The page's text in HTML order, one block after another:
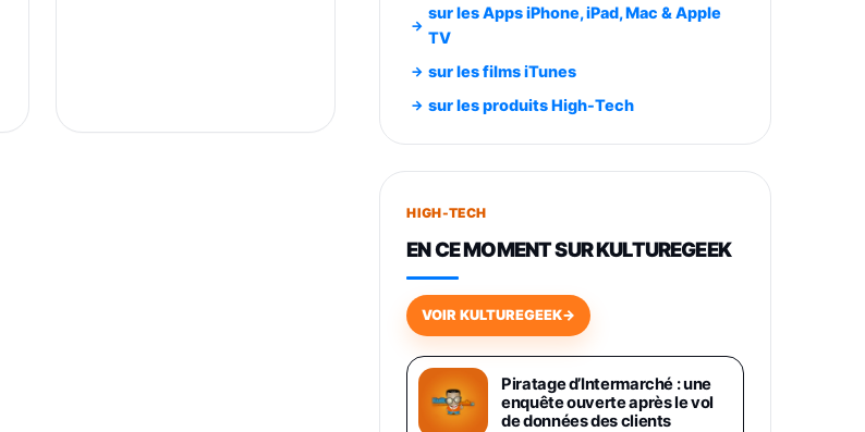
Smartphone SAMSUNG Galaxy
Smartphone SAMSUNG Galaxy
S26+ Violet 256Go
749,99€1240,43€Fnac (Vendeur Tiers)
648,63€
Smartphone Android 5G avec
Galaxy AI, 512 Go, Chargeur
Secteur Rapide 25W Inclus,
Smartphone déverrouillé, Noir,
Version FR
1019€1399€Fnac (Vendeur Tiers)
sur les Apps iPhone, iPad, Mac & Apple
TV
sur les films iTunes
sur les produits High-Tech
HIGH-TECH
EN CE MOMENT SUR KULTUREGEEK
VOIR KULTUREGEEK→
Piratage d’Intermarché : une
enquête ouverte après le vol
de données des clients